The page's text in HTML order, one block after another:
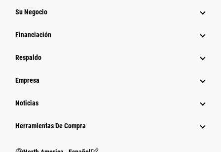
Su Negocio
Financiación
Respaldo
Empresa
Noticias
Herramientas De Compra